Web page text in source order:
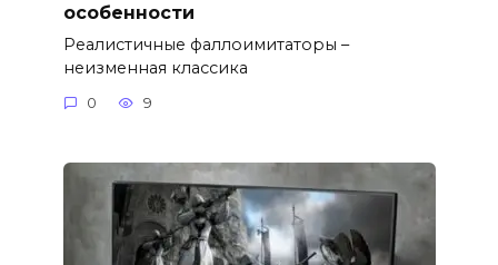
особенности
Реалистичные фаллоимитаторы –
неизменная классика
0 9